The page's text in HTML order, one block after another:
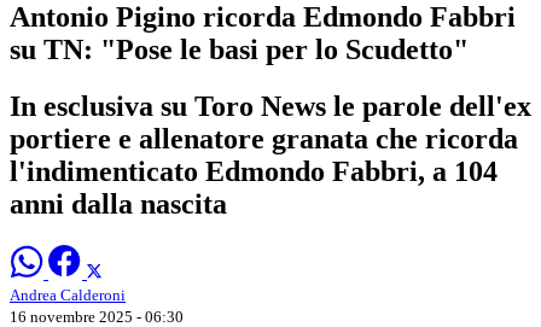
Antonio Pigino ricorda Edmondo Fabbri
su TN: "Pose le basi per lo Scudetto"
In esclusiva su Toro News le parole dell'ex
portiere e allenatore granata che ricorda
l'indimenticato Edmondo Fabbri, a 104
anni dalla nascita
Andrea Calderoni
16 novembre 2025 - 06:30